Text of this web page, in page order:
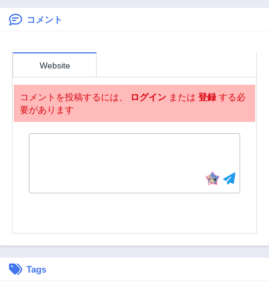
第3話
第1話
コメント
Website
コメントを投稿するには、 ログイン または 登録する必
要があります
Tags